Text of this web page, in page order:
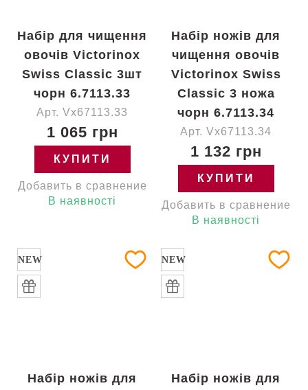
Набір для чищення
овочів Victorinox
Swiss Classic 3шт
чорн 6.7113.33
Арт. Vx67113.33
1 065 грн
КУПИТИ
Добавить в сравнение
В наявності
Набір ножів для
чищення овочів
Victorinox Swiss
Classic 3 ножа
чорн 6.7113.34
Арт. Vx67113.34
1 132 грн
КУПИТИ
Добавить в сравнение
В наявності
NEW
Набір ножів для
NEW
Набір ножів для